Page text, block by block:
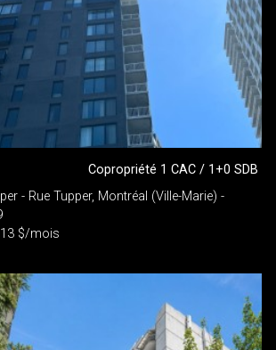
Copropriété 1 CAC / 1+0 SDB
- Rue Tupper, Montréal (Ville-Marie) -
$/mois